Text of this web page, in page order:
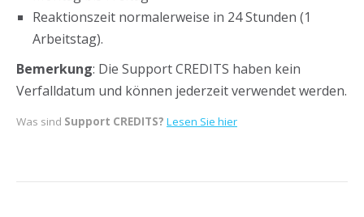
Reaktionszeit normalerweise in 24 Stunden (1
Arbeitstag).
Bemerkung: Die Support CREDITS haben kein
Verfalldatum und können jederzeit verwendet werden.
Was sind Support CREDITS? Lesen Sie hier